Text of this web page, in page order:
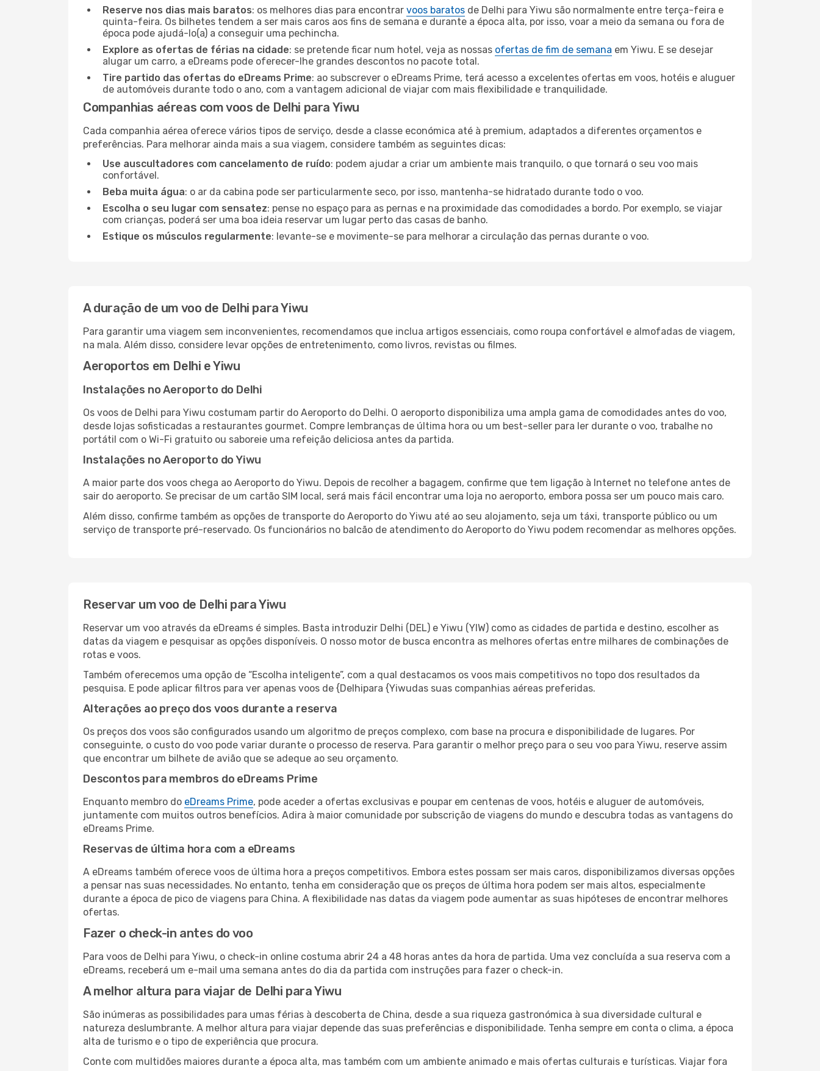
Reserve nos dias mais baratos: os melhores dias para encontrar voos baratos de Delhi para Yiwu são normalmente entre terça-feira e
quinta-feira. Os bilhetes tendem a ser mais caros aos fins de semana e durante a época alta, por isso, voar a meio da semana ou fora de
época pode ajudá-lo(a) a conseguir uma pechincha.
Explore as ofertas de férias na cidade: se pretende ficar num hotel, veja as nossas ofertas de fim de semana em Yiwu. E se desejar
alugar um carro, a eDreams pode oferecer-lhe grandes descontos no pacote total.
Tire partido das ofertas do eDreams Prime: ao subscrever o eDreams Prime, terá acesso a excelentes ofertas em voos, hotéis e aluguer
de automóveis durante todo o ano, com a vantagem adicional de viajar com mais flexibilidade e tranquilidade.
Companhias aéreas com voos de Delhi para Yiwu
Cada companhia aérea oferece vários tipos de serviço, desde a classe económica até à premium, adaptados a diferentes orçamentos e
preferências. Para melhorar ainda mais a sua viagem, considere também as seguintes dicas:
Use auscultadores com cancelamento de ruído: podem ajudar a criar um ambiente mais tranquilo, o que tornará o seu voo mais
confortável.
Beba muita água: o ar da cabina pode ser particularmente seco, por isso, mantenha-se hidratado durante todo o voo.
Escolha o seu lugar com sensatez: pense no espaço para as pernas e na proximidade das comodidades a bordo. Por exemplo, se viajar
com crianças, poderá ser uma boa ideia reservar um lugar perto das casas de banho.
Estique os músculos regularmente: levante-se e movimente-se para melhorar a circulação das pernas durante o voo.
A duração de um voo de Delhi para Yiwu
Para garantir uma viagem sem inconvenientes, recomendamos que inclua artigos essenciais, como roupa confortável e almofadas de viagem,
na mala. Além disso, considere levar opções de entretenimento, como livros, revistas ou filmes.
Aeroportos em Delhi e Yiwu
Instalações no Aeroporto do Delhi
Os voos de Delhi para Yiwu costumam partir do Aeroporto do Delhi. O aeroporto disponibiliza uma ampla gama de comodidades antes do voo,
desde lojas sofisticadas a restaurantes gourmet. Compre lembranças de última hora ou um best-seller para ler durante o voo, trabalhe no
portátil com o Wi-Fi gratuito ou saboreie uma refeição deliciosa antes da partida.
Instalações no Aeroporto do Yiwu
A maior parte dos voos chega ao Aeroporto do Yiwu. Depois de recolher a bagagem, confirme que tem ligação à Internet no telefone antes de
sair do aeroporto. Se precisar de um cartão SIM local, será mais fácil encontrar uma loja no aeroporto, embora possa ser um pouco mais caro.
Além disso, confirme também as opções de transporte do Aeroporto do Yiwu até ao seu alojamento, seja um táxi, transporte público ou um
serviço de transporte pré-reservado. Os funcionários no balcão de atendimento do Aeroporto do Yiwu podem recomendar as melhores opções.
Reservar um voo de Delhi para Yiwu
Reservar um voo através da eDreams é simples. Basta introduzir Delhi (DEL) e Yiwu (YIW) como as cidades de partida e destino, escolher as
datas da viagem e pesquisar as opções disponíveis. O nosso motor de busca encontra as melhores ofertas entre milhares de combinações de
rotas e voos.
Também oferecemos uma opção de “Escolha inteligente”, com a qual destacamos os voos mais competitivos no topo dos resultados da
pesquisa. E pode aplicar filtros para ver apenas voos de {Delhipara {Yiwudas suas companhias aéreas preferidas.
Alterações ao preço dos voos durante a reserva
Os preços dos voos são configurados usando um algoritmo de preços complexo, com base na procura e disponibilidade de lugares. Por
conseguinte, o custo do voo pode variar durante o processo de reserva. Para garantir o melhor preço para o seu voo para Yiwu, reserve assim
que encontrar um bilhete de avião que se adeque ao seu orçamento.
Descontos para membros do eDreams Prime
Enquanto membro do eDreams Prime, pode aceder a ofertas exclusivas e poupar em centenas de voos, hotéis e aluguer de automóveis,
juntamente com muitos outros benefícios. Adira à maior comunidade por subscrição de viagens do mundo e descubra todas as vantagens do
eDreams Prime.
Reservas de última hora com a eDreams
A eDreams também oferece voos de última hora a preços competitivos. Embora estes possam ser mais caros, disponibilizamos diversas opções
a pensar nas suas necessidades. No entanto, tenha em consideração que os preços de última hora podem ser mais altos, especialmente
durante a época de pico de viagens para China. A flexibilidade nas datas da viagem pode aumentar as suas hipóteses de encontrar melhores
ofertas.
Fazer o check-in antes do voo
Para voos de Delhi para Yiwu, o check-in online costuma abrir 24 a 48 horas antes da hora de partida. Uma vez concluída a sua reserva com a
eDreams, receberá um e-mail uma semana antes do dia da partida com instruções para fazer o check-in.
A melhor altura para viajar de Delhi para Yiwu
São inúmeras as possibilidades para umas férias à descoberta de China, desde a sua riqueza gastronómica à sua diversidade cultural e
natureza deslumbrante. A melhor altura para viajar depende das suas preferências e disponibilidade. Tenha sempre em conta o clima, a época
alta de turismo e o tipo de experiência que procura.
Conte com multidões maiores durante a época alta, mas também com um ambiente animado e mais ofertas culturais e turísticas. Viajar fora